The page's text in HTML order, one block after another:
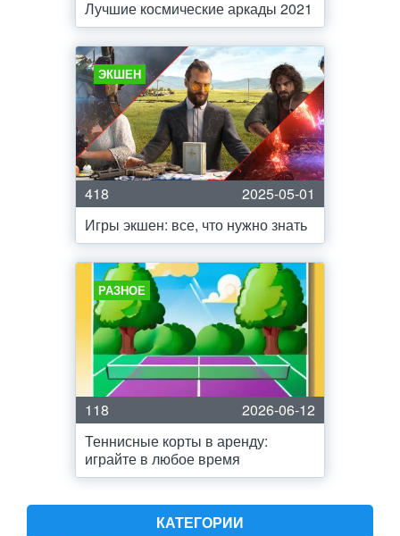
Лучшие космические аркады 2021
ЭКШЕН
418
2025-05-01
Игры экшен: все, что нужно знать
РАЗНОЕ
118
2026-06-12
Теннисные корты в аренду:
играйте в любое время
КАТЕГОРИИ